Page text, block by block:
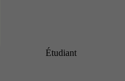
Étudiant